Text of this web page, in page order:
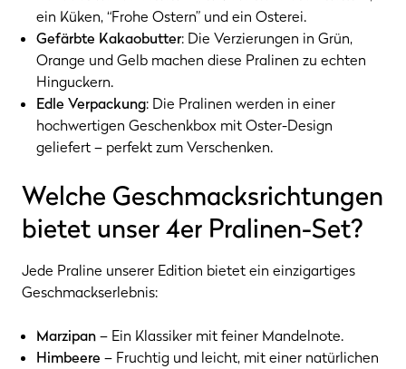
ein Küken, “Frohe Ostern” und ein Osterei.
Gefärbte Kakaobutter: Die Verzierungen in Grün,
Orange und Gelb machen diese Pralinen zu echten
Hinguckern.
Edle Verpackung: Die Pralinen werden in einer
hochwertigen Geschenkbox mit Oster-Design
geliefert – perfekt zum Verschenken.
Welche Geschmacksrichtungen
bietet unser 4er Pralinen-Set?
Jede Praline unserer Edition bietet ein einzigartiges
Geschmackserlebnis:
Marzipan – Ein Klassiker mit feiner Mandelnote.
Himbeere – Fruchtig und leicht, mit einer natürlichen